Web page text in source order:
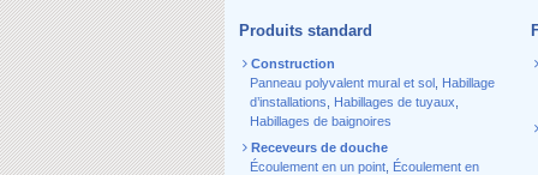
Produits standard
Construction
Panneau polyvalent mural et sol Habillage
d’installations
Habillages de tuyaux
Habillages de baignoires
Receveurs de douche
Écoulement en un point Écoulement en